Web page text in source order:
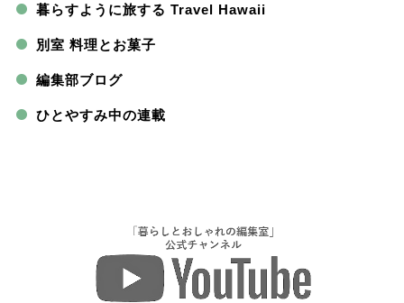
暮らすように旅する Travel Hawaii
別室 料理とお菓子
編集部ブログ
ひとやすみ中の連載